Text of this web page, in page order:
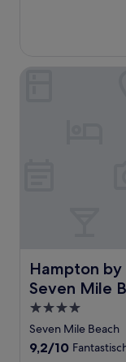
beoordelingen)
Hampton by
Seven Mile
Hampton by
4.0-
Seven Mile Beach
9.2
9,2/10
Hampton by